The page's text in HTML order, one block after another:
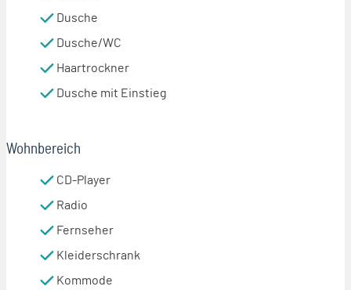
Dusche
Dusche/WC
Haartrockner
Dusche mit Einstieg
Wohnbereich
CD-Player
Radio
Fernseher
Kleiderschrank
Kommode